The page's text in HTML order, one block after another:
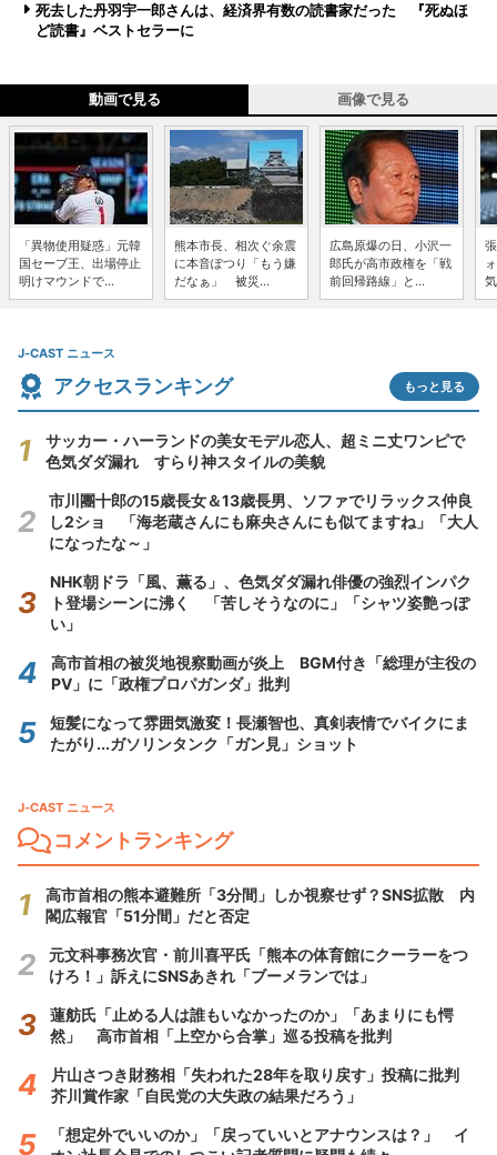
死去した丹羽宇一郎さんは、経済界有数の読書家だった 『死ぬほ
ど読書』ベストセラーに
動画で見る 画像で見る
「異物使用疑惑」元韓
国セーブ王、出場停止
明けマウンドで...
熊本市長、相次ぐ余震
に本音ぽつり「もう嫌
だなぁ」 被災...
広島原爆の日、小沢一
郎氏が高市政権を「戦
前回帰路線」と...
J-CAST ニュース
アクセスランキング もっと見る
サッカー・ハーランドの美女モデル恋人、超ミニ丈ワンピで
色気ダダ漏れ すらり神スタイルの美貌
市川團十郎の15歳長女＆13歳長男、ソファでリラックス仲良
し2ショ 「海老蔵さんにも麻央さんにも似てますね」「大人
になったな～」
NHK朝ドラ「風、薫る」、色気ダダ漏れ俳優の強烈インパク
ト登場シーンに沸く 「苦しそうなのに」「シャツ姿艶っぽ
い」
高市首相の被災地視察動画が炎上 BGM付き「総理が主役の
PV」に「政権プロパガンダ」批判
短髪になって雰囲気激変！長瀬智也、真剣表情でバイクにま
たがり...ガソリンタンク「ガン見」ショット
J-CAST ニュース
コメントランキング
高市首相の熊本避難所「3分間」しか視察せず？SNS拡散 内
閣広報官「51分間」だと否定
元文科事務次官・前川喜平氏「熊本の体育館にクーラーをつ
けろ！」訴えにSNSあきれ「ブーメランでは」
蓮舫氏「止める人は誰もいなかったのか」「あまりにも愕
然」 高市首相「上空から合掌」巡る投稿を批判
片山さつき財務相「失われた28年を取り戻す」投稿に批判
芥川賞作家「自民党の大失政の結果だろう」
「想定外でいいのか」「戻っていいとアナウンスは？」 イ